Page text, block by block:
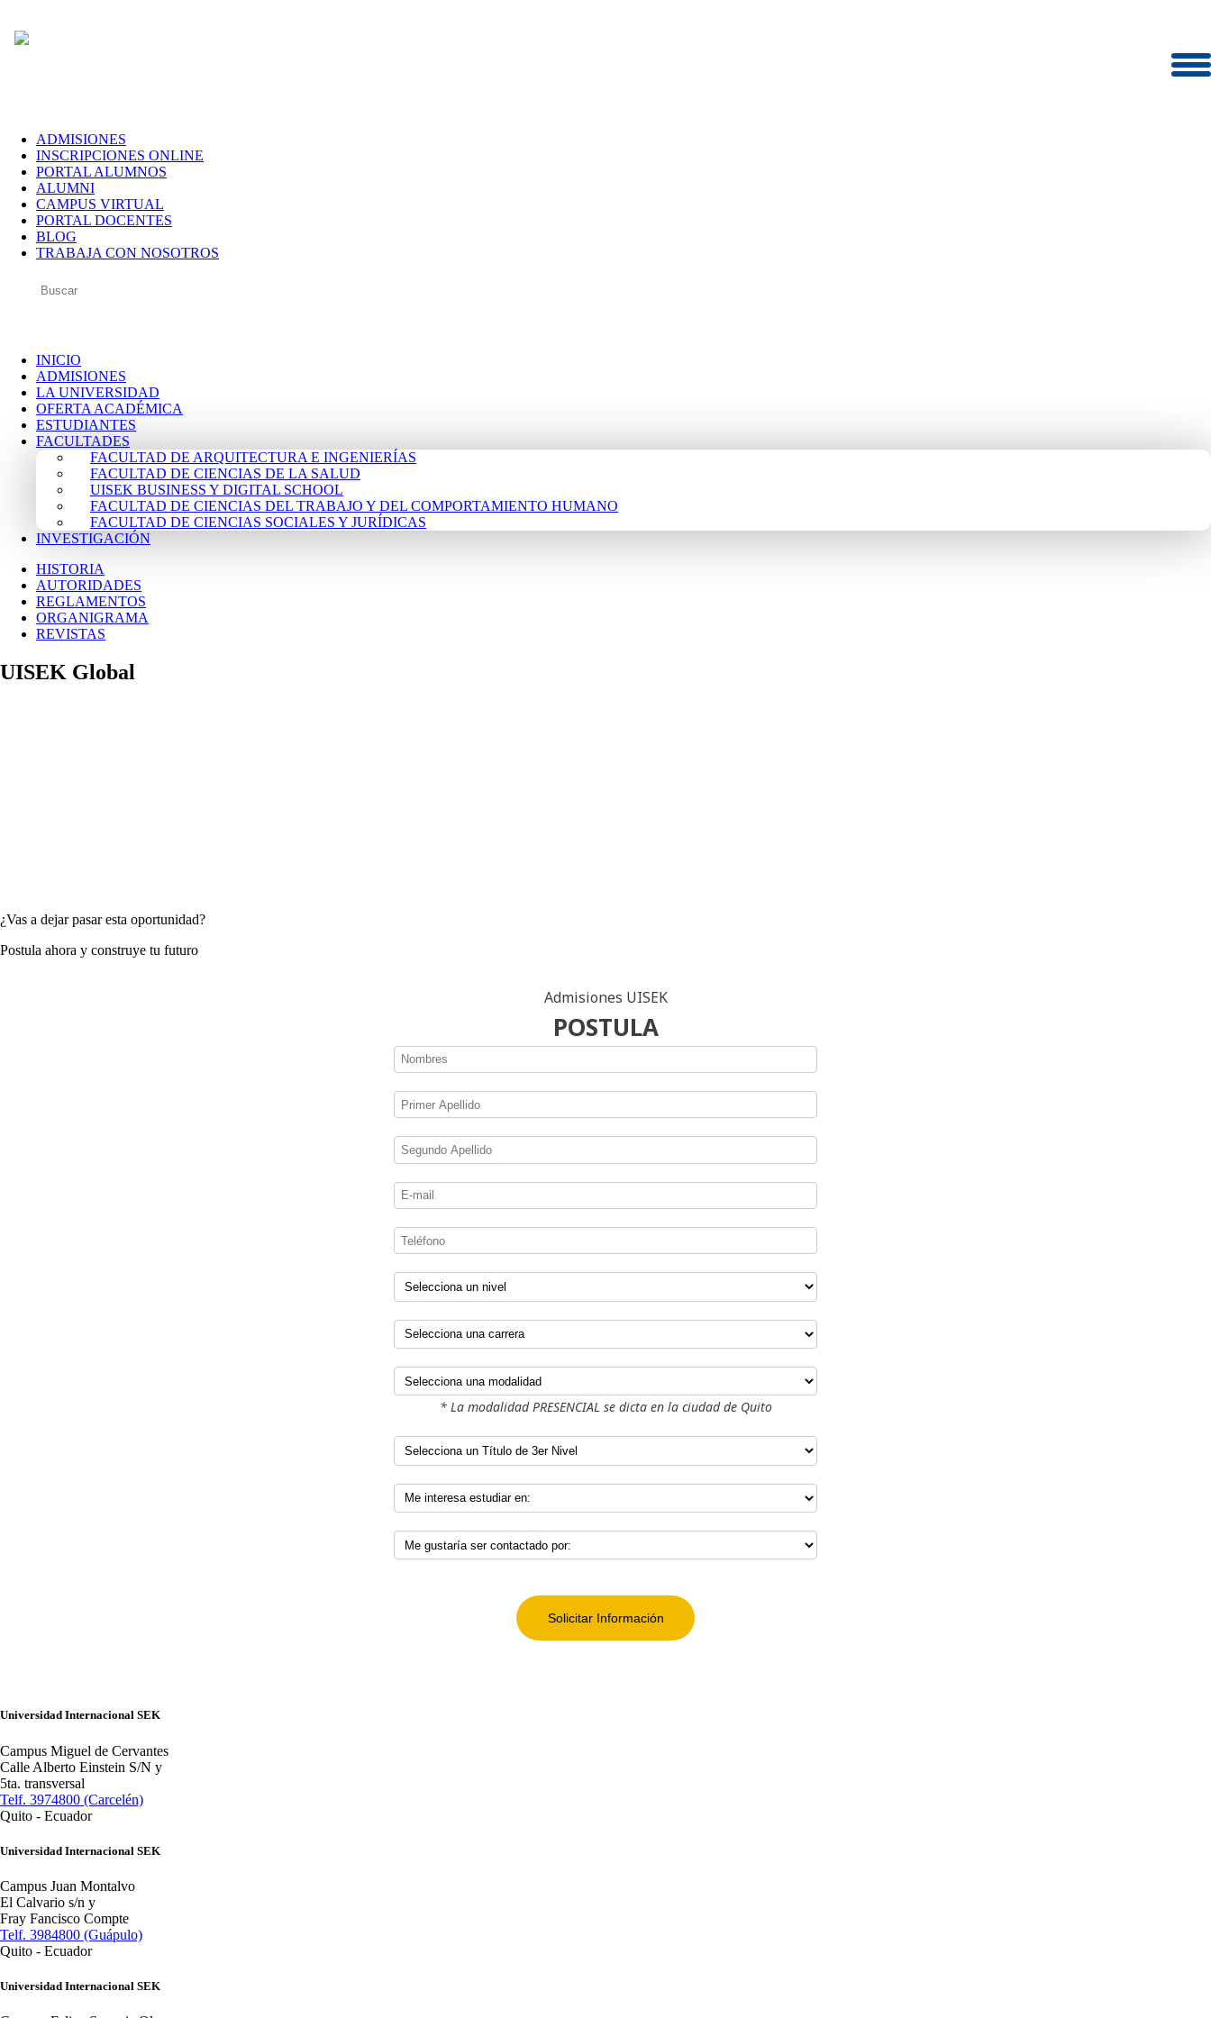
ADMISIONES
INSCRIPCIONES ONLINE
PORTAL ALUMNOS
ALUMNI
CAMPUS VIRTUAL
PORTAL DOCENTES
BLOG
TRABAJA CON NOSOTROS
INICIO
ADMISIONES
LA UNIVERSIDAD
OFERTA ACADÉMICA
ESTUDIANTES
FACULTADES
FACULTAD DE ARQUITECTURA E INGENIERÍAS
FACULTAD DE CIENCIAS DE LA SALUD
UISEK BUSINESS Y DIGITAL SCHOOL
FACULTAD DE CIENCIAS DEL TRABAJO Y DEL COMPORTAMIENTO HUMANO
FACULTAD DE CIENCIAS SOCIALES Y JURÍDICAS
INVESTIGACIÓN
HISTORIA
AUTORIDADES
REGLAMENTOS
ORGANIGRAMA
REVISTAS
UISEK Global
¿Vas a dejar pasar esta oportunidad?
Postula ahora y construye tu futuro
Admisiones UISEK
POSTULA
* La modalidad PRESENCIAL se dicta en la ciudad de Quito
Universidad Internacional SEK
Campus Miguel de Cervantes
Calle Alberto Einstein S/N y
5ta. transversal
Telf. 3974800 (Carcelén)
Quito - Ecuador
Universidad Internacional SEK
Campus Juan Montalvo
El Calvario s/n y
Fray Fancisco Compte
Telf. 3984800 (Guápulo)
Quito - Ecuador
Universidad Internacional SEK